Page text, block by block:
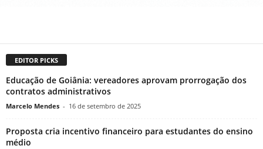
EDITOR PICKS
Educação de Goiânia: vereadores aprovam prorrogação dos
contratos administrativos
Marcelo Mendes - 16 de setembro de 2025
Proposta cria incentivo financeiro para estudantes do ensino
médio